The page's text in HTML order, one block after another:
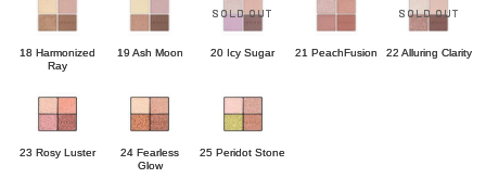
18 Harmonized
Ray
19 Ash Moon 20 Icy Sugar 21 PeachFusion 22 Alluring Clarity
23 Rosy Luster
24 Fearless
Glow
25 Peridot Stone